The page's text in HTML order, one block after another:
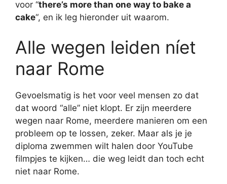
voor “there’s more than one way to bake a
cake“, en ik leg hieronder uit waarom.
Alle wegen leiden níet
naar Rome
Gevoelsmatig is het voor veel mensen zo dat
dat woord “alle” niet klopt. Er zijn meerdere
wegen naar Rome, meerdere manieren om een
probleem op te lossen, zeker. Maar als je je
diploma zwemmen wilt halen door YouTube
filmpjes te kijken… die weg leidt dan toch echt
niet naar Rome.